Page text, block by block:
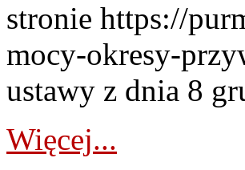
stronie https://
mocy-okresy-
ustawy z dnia 8
Więcej...